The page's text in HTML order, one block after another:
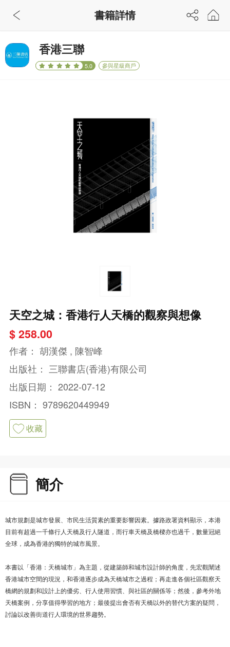
香港三聯
5.0 參與星級商戶
天空之城：香港行人天橋的觀察與想像
$ 258.00
作者： 胡漢傑 , 陳智峰
出版社： 三聯書店(香港)有限公司
出版日期： 2022-07-12
ISBN： 9789620449949
收藏
簡介
城市規劃是城市發展、市民生活質素的重要影響因素。據路政署資料顯示，本港
目前有超過一千條行人天橋及行人隧道，而行車天橋及橋樑亦也過千，數量冠絕
全球，成為香港的獨特的城市風景。
本書以「香港：天橋城市」為主題，從建築師和城市設計師的角度，先宏觀闡述
香港城市空間的現況，和香港逐步成為天橋城市之過程；再走進各個社區觀察天
橋網的規劃和設計上的優劣、行人使用習慣、與社區的關係等；然後，參考外地
天橋案例，分享值得學習的地方；最後提出會否有天橋以外的替代方案的疑問，
討論以改善街道行人環境的世界趨勢。
書籍詳情